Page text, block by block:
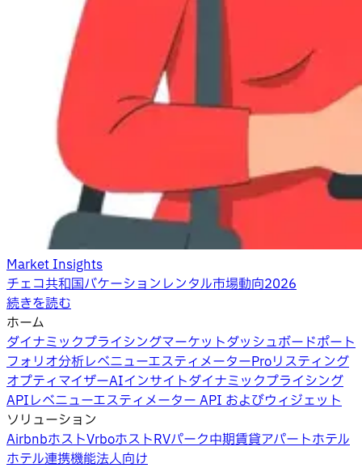
Market Insights
チェコ共和国バケーションレンタル市場動向2026
続きを読む
ホーム
ダイナミックプライシングマーケットダッシュボードポート
フォリオ分析レベニューエスティメーターProリスティング
オプティマイザーAIインサイトダイナミックプライシング
APIレベニューエスティメーター API およびウィジェット
ソリューション
AirbnbホストVrboホストRVパーク中期賃貸アパートホテル
ホテル連携機能法人向け